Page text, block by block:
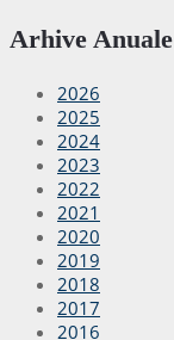
Arhive Anuale
2026
2025
2024
2023
2022
2021
2020
2019
2018
2017
2016